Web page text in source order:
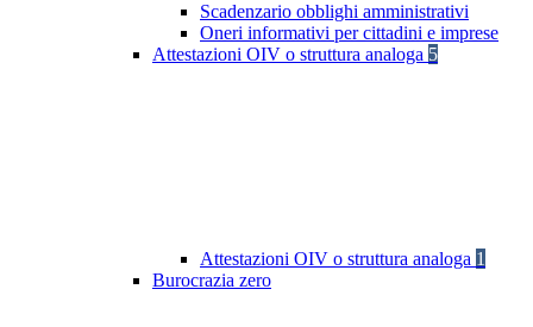
Scadenzario obblighi amministrativi
Oneri informativi per cittadini e imprese
Attestazioni OIV o struttura analoga 5
Attestazioni OIV o struttura analoga 1
Burocrazia zero